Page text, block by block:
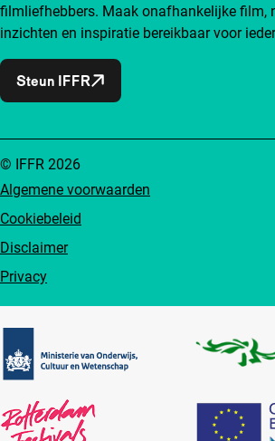
filmliefhebbers. Maak onafhankelijke film,
inzichten en inspiratie bereikbaar voor
Steun IFFR
Algemene voorwaarden
Cookiebeleid
Disclaimer
Privacy
© IFFR 2026